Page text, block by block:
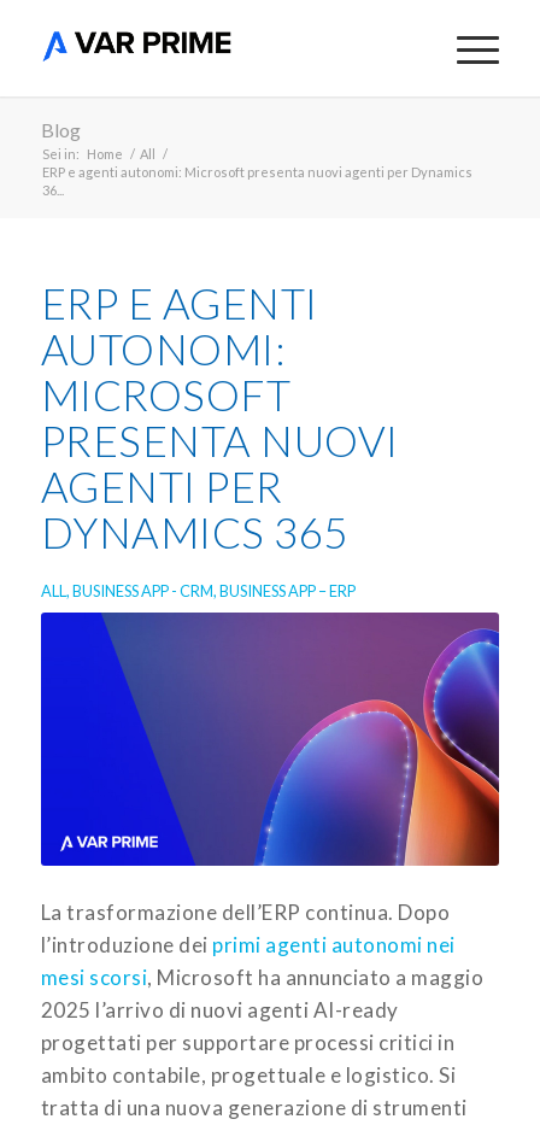
Blog
Sei in: Home / All /
ERP e agenti autonomi: Microsoft presenta nuovi agenti per Dynamics
36...
ERP E AGENTI
AUTONOMI:
MICROSOFT
PRESENTA NUOVI
AGENTI PER
DYNAMICS 365
ALL,BUSINESS APP - CRM,BUSINESS APP – ERP
La trasformazione dell’ERP continua. Dopo
l’introduzione dei primi agenti autonomi nei
mesi scorsi, Microsoft ha annunciato a maggio
2025 l’arrivo di nuovi agenti AI-ready
progettati per supportare processi critici in
ambito contabile, progettuale e logistico. Si
tratta di una nuova generazione di strumenti